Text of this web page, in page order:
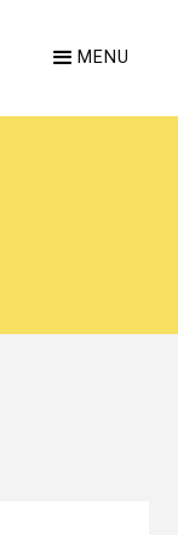
MENU